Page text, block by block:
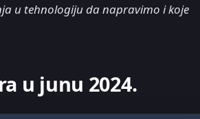
u tehnologiju da napravimo i koje
u junu 2024.